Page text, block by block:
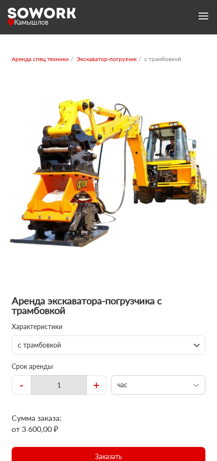
Камышлов
Аренда спец.техники Экскаватор-погрузчик с трамбовкой
Аренда экскаватора-погрузчика с
трамбовкой
Характеристики
с трамбовкой
Срок аренды
- + час
Сумма заказа:
от 3 600,00 ₽
Заказать